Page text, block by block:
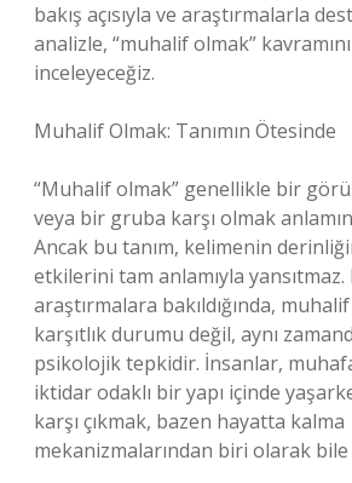
bakış açısıyla ve araştırmalarla
analizle, “muhalif olmak”
inceleyeceğiz.
Muhalif Olmak: Tanımın Ötesinde
“Muhalif olmak” genellikle bir
veya bir gruba karşı olmak
Ancak bu tanım, kelimenin
etkilerini tam anlamıyla yansıtmaz.
araştırmalara bakıldığında,
karşıtlık durumu değil, aynı
psikolojik tepkidir. İnsanlar,
iktidar odaklı bir yapı içinde
karşı çıkmak, bazen hayatta kalma
mekanizmalarından biri olarak bile